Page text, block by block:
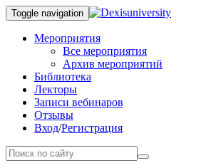
Toggle navigation
Мероприятия
Все мероприятия
Архив мероприятий
Библиотека
Лекторы
Записи вебинаров
Отзывы
Вход/Регистрация